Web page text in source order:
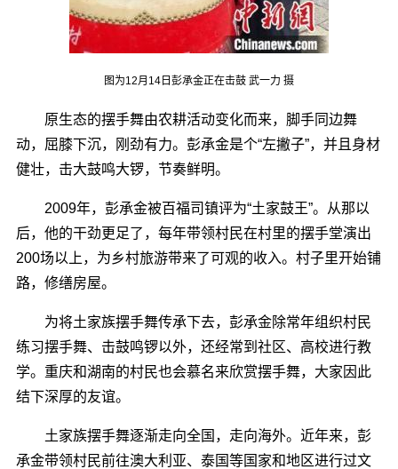
图为12月14日彭承金正在击鼓 武一力 摄
原生态的摆手舞由农耕活动变化而来，脚手同边舞
动，屈膝下沉，刚劲有力。彭承金是个“左撇子”，并且身材
健壮，击大鼓鸣大锣，节奏鲜明。
2009年，彭承金被百福司镇评为“土家鼓王”。从那以
后，他的干劲更足了，每年带领村民在村里的摆手堂演出
200场以上，为乡村旅游带来了可观的收入。村子里开始铺
路，修缮房屋。
为将土家族摆手舞传承下去，彭承金除常年组织村民
练习摆手舞、击鼓鸣锣以外，还经常到社区、高校进行教
学。重庆和湖南的村民也会慕名来欣赏摆手舞，大家因此
结下深厚的友谊。
土家族摆手舞逐渐走向全国，走向海外。近年来，彭
承金带领村民前往澳大利亚、泰国等国家和地区进行过文